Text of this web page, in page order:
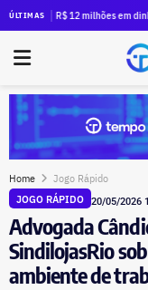
ÚLTIMAS
100 famílias que ocuparam
R$ 12 milhões em dinheiro
Home Jogo Rápido
JOGO RÁPIDO 20/05/2026
Advogada
SindilojasRio
ambiente de